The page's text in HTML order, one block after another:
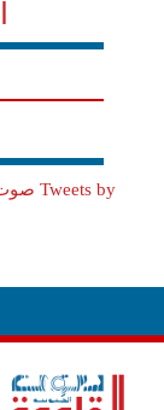
Tweets by صوت المقاومة